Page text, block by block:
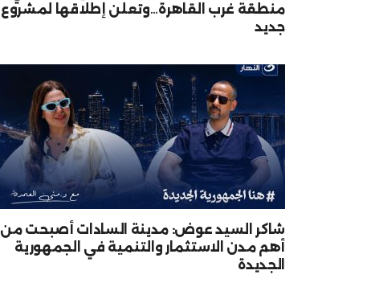
منطقة غرب القاهرة…وتعلن إطلاقها لمشروع
جديد
شاكر السيد عوض: مدينة السادات أصبحت من
أهم مدن الاستثمار والتنمية في الجمهورية
الجديدة